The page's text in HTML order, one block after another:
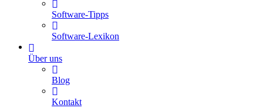
Software-Tipps
Software-Lexikon
Über uns
Blog
Kontakt